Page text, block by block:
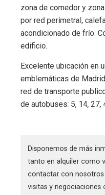
zona de comedor y
por red perimetral,
acondicionado de frío.
edificio.
Excelente ubicación en
emblemáticas de
red de transporte
de autobuses: 5, 14, 27,
Disponemos de más
tanto en alquiler como
contactar con
visitas y negociaciones